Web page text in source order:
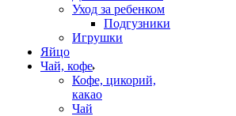
Уход за ребенком
Подгузники
Игрушки
Яйцо
Чай, кофе
Кофе, цикорий,
какао
Чай